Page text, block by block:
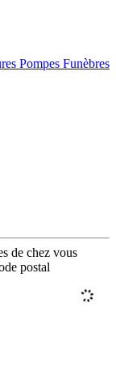
Pompes Funèbres
de chez vous
postal